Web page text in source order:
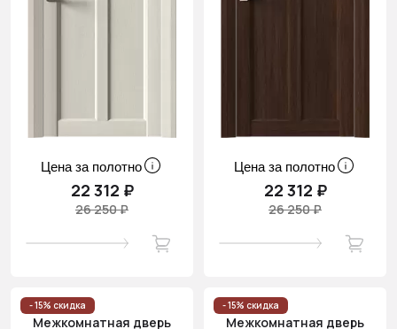
Цена за полотно
22 312 ₽
26 250 ₽
Цена за полотно
22 312 ₽
26 250 ₽
- 15% скидка
Межкомнатная дверь
- 15% скидка
Межкомнатная дверь